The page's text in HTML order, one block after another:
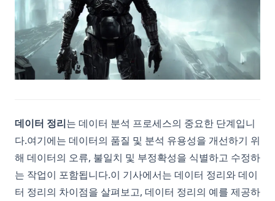
데이터 정리는 데이터 분석 프로세스의 중요한 단계입니
다.여기에는 데이터의 품질 및 분석 유용성을 개선하기 위
해 데이터의 오류, 불일치 및 부정확성을 식별하고 수정하
는 작업이 포함됩니다.이 기사에서는 데이터 정리와 데이
터 정리의 차이점을 살펴보고, 데이터 정리의 예를 제공하